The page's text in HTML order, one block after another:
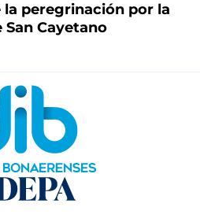
peregrinación por la
Cayetano